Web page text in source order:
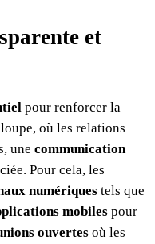
et
pour renforcer la
où les relations
une communication
Pour cela, les
numériques tels que
mobiles pour
ouvertes où les